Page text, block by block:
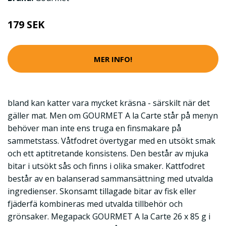
179 SEK
MER INFO!
bland kan katter vara mycket kräsna - särskilt när det
gäller mat. Men om GOURMET A la Carte står på menyn
behöver man inte ens truga en finsmakare på
sammetstass. Våtfodret övertygar med en utsökt smak
och ett aptitretande konsistens. Den består av mjuka
bitar i utsökt sås och finns i olika smaker. Kattfodret
består av en balanserad sammansättning med utvalda
ingredienser. Skonsamt tillagade bitar av fisk eller
fjäderfä kombineras med utvalda tillbehör och
grönsaker. Megapack GOURMET A la Carte 26 x 85 g i